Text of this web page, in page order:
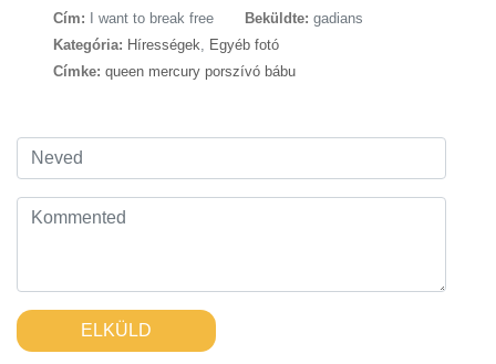
Cím: I want to break free Beküldte: gadians
Kategória: Hírességek, Egyéb fotó
Címke: queen mercury porszívó bábu
ELKÜLD